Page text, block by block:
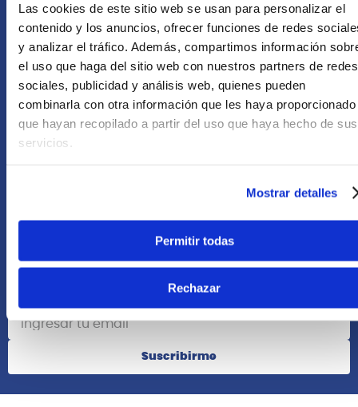
Las cookies de este sitio web se usan para personalizar el
contenido y los anuncios, ofrecer funciones de redes
y analizar el tráfico. Además, compartimos información
el uso que haga del sitio web con nuestros partners de redes
sociales, publicidad y análisis web, quienes pueden
combinarla con otra información que les haya proporcionado
que hayan recopilado a partir del uso que haya hecho de sus
servicios.
Mostrar detalles
Permitir todas
Rechazar
Atención Postventa
+51 958418476
Asesoría Online
+51 977624112
Acerca de Nosotros
Redes Sociales
Suscribirme